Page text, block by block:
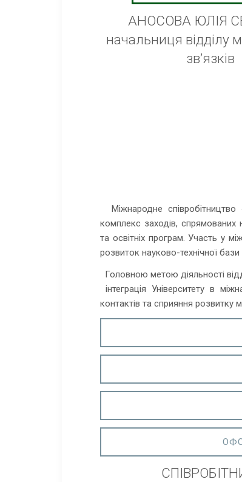
АНОСОВА ЮЛІЯ
начальниця відділу
зв’язків
Міжнародне
комплекс заходів, спрямованих
та освітніх програм. Участь у
розвиток науково-технічної
Головною метою діяльності
інтеграція Університету в
контактів та сприяння розвитку